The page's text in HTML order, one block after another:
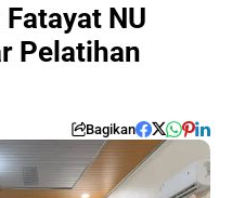
NU
Pelatihan
Bagikan